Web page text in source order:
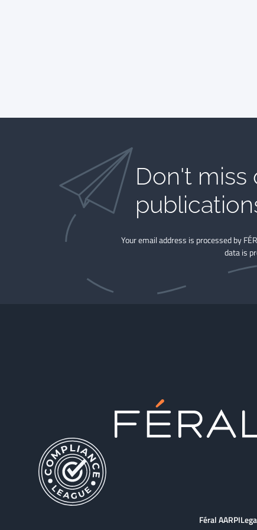
Don't miss
Your email address is processed by
data is
Féral AARPI